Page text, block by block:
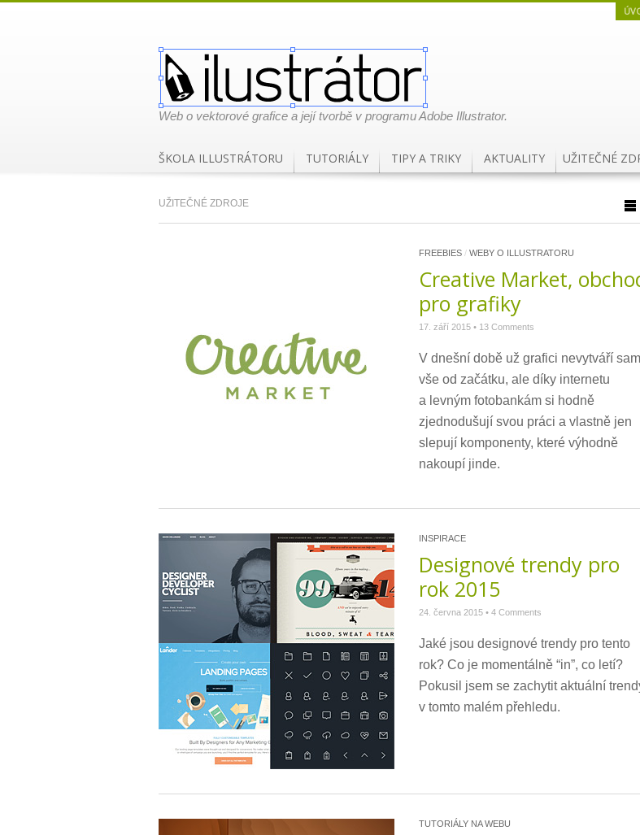
Web o vektorové grafice a její tvorbě v programu Adobe Illustrator.
ŠKOLA ILLUSTRÁTORU TUTORIÁLY TIPY A TRIKY AKTUALITY UŽITEČNÉ
UŽITEČNÉ ZDROJE
FREEBIES/ WEBY O ILLUSTRATORU
Creative Market,
pro grafiky
17. září 2015 • 13 Comments
V dnešní době už grafici nevytváří
vše od začátku, ale díky internetu
a levným fotobankám si hodně
zjednodušují svou práci a vlastně jen
slepují komponenty, které výhodně
nakoupí jinde.
INSPIRACE
Designové trendy pro
rok 2015
24. června 2015 • 4 Comments
Jaké jsou designové trendy pro tento
rok? Co je momentálně “in”, co letí?
Pokusil jsem se zachytit aktuální
v tomto malém přehledu.
TUTORIÁLY NA WEBU